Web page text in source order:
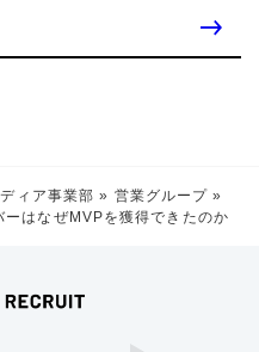
ィア事業部 » 営業グループ »
はなぜMVPを獲得できたのか